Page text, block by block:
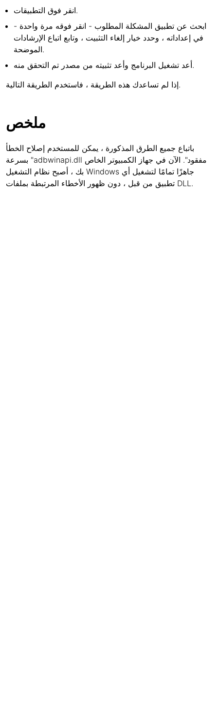
انقر فوق التطبيقات.
ابحث عن تطبيق المشكلة المطلوب - انقر فوقه مرة واحدة -
في إعداداته ، وحدد خيار إلغاء التثبيت ، وتابع اتباع الإرشادات
الموضحة.
أعد تشغيل البرنامج وأعد تثبيته من مصدر تم التحقق منه.
إذا لم تساعدك هذه الطريقة ، فاستخدم الطريقة التالية.
ملخص
باتباع جميع الطرق المذكورة ، يمكن للمستخدم إصلاح الخطأ
بسرعة "adbwinapi.dll مفقود". الآن في جهاز الكمبيوتر الخاص
بك ، أصبح نظام التشغيل Windows جاهزًا تمامًا لتشغيل أي
تطبيق من قبل ، دون ظهور الأخطاء المرتبطة بملفات DLL.